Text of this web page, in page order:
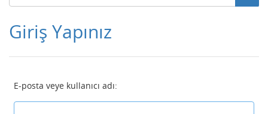
Giriş Yapınız
E-posta veye kullanıcı adı: